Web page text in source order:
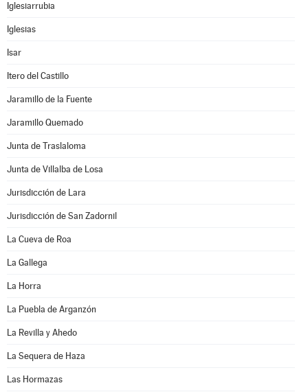
Iglesiarrubia
Iglesias
Isar
Itero del Castillo
Jaramillo de la Fuente
Jaramillo Quemado
Junta de Traslaloma
Junta de Villalba de Losa
Jurisdicción de Lara
Jurisdicción de San Zadornil
La Cueva de Roa
La Gallega
La Horra
La Puebla de Arganzón
La Revilla y Ahedo
La Sequera de Haza
Las Hormazas